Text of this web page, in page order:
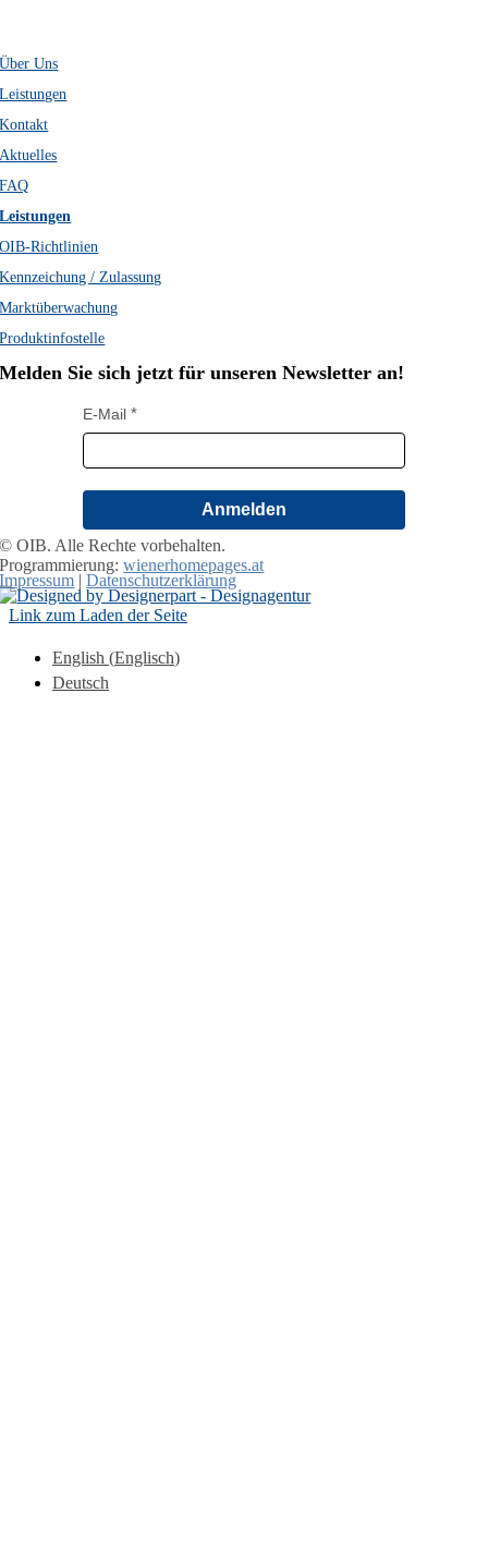
Über Uns
Leistungen
Kontakt
Aktuelles
FAQ
Leistungen
OIB-Richtlinien
Kennzeichung / Zulassung
Marktüberwachung
Produktinfostelle
Melden Sie sich jetzt für unseren Newsletter an!
E-Mail
Anmelden
© OIB. Alle Rechte vorbehalten.
Programmierung:wienerhomepages.at
Impressum |Datenschutzerklärung
Link zum Laden der Seite
English (Englisch)
Deutsch